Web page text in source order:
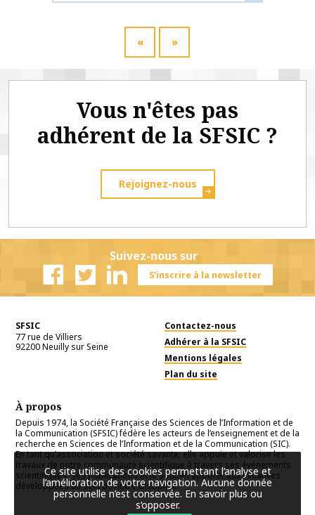
« »
Vous n'êtes pas
adhérent de la SFSIC ?
Rejoignez-nous
Suivez-nous sur
S'inscrire à la newsletter
SFSIC
77 rue de Villiers
92200Neuilly sur Seine
Contactez-nous
Adhérer à la SFSIC
Mentions légales
Plan du site
À propos
Depuis 1974, la Société Française des Sciences de l’Information et de
la Communication (SFSIC) fédère les acteurs de l’enseignement et de la
recherche en Sciences de l’Information et de la Communication (SIC).
En tant qu’association et société savante, elle appuie et valorise les
travaux de notre communauté scientifique à travers ses événements
scientifiques, ses publications et le soutien apporté aux initiatives
développées au sein de notre discipline.
Ce site utilise des cookies permettant l’analyse et
l’amélioration de votre navigation. Aucune donnée
personnelle n’est conservée. En savoir plus ou
s’opposer.